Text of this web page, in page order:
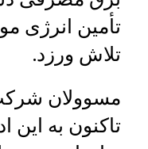
تأمین انرژی
تلاش ورزد.
مسوولان
تاکنون به این